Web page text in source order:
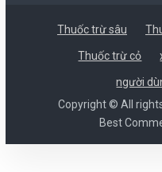
Thuốc trừ sâu
Thuốc trừ cỏ
người
Copyright © All
Best